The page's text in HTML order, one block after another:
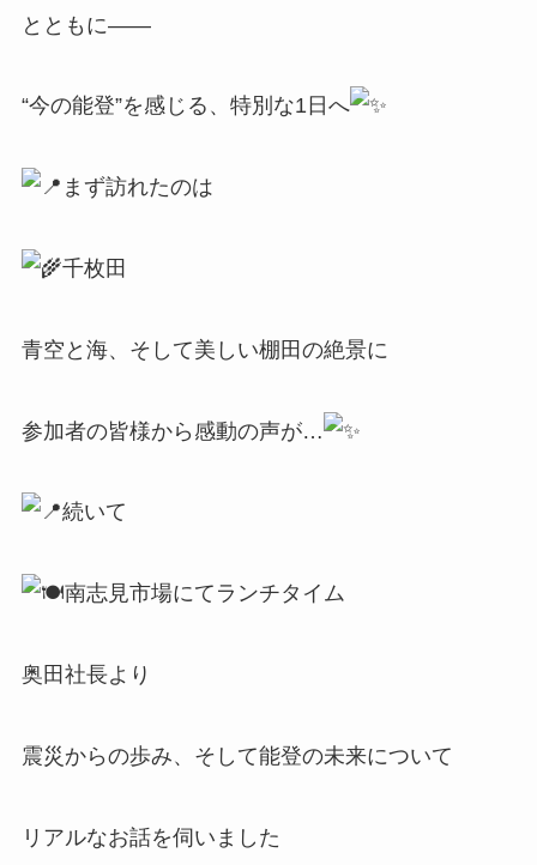
とともに――
“今の能登”を感じる、特別な1日へ
まず訪れたのは
千枚田
青空と海、そして美しい棚田の絶景に
参加者の皆様から感動の声が…
続いて
南志見市場にてランチタイム
奥田社長より
震災からの歩み、そして能登の未来について
リアルなお話を伺いました